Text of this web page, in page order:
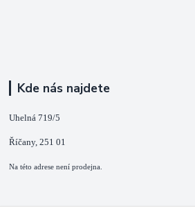
Kde nás najdete
Uhelná 719/5
Říčany, 251 01
Na této adrese není prodejna.